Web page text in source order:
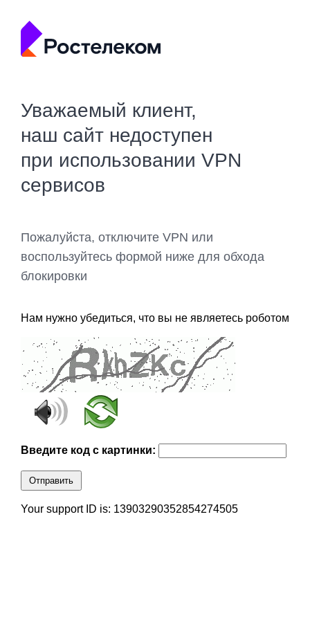
Уважаемый клиент,
наш сайт недоступен
при использовании VPN
сервисов
Пожалуйста, отключите VPN или
воспользуйтесь формой ниже для обхода
блокировки
Нам нужно убедиться, что вы не являетесь роботом
Введите код с картинки:
Отправить
Your support ID is: 13903290352854274505